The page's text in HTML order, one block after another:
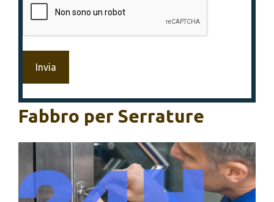
Fabbro per Serrature